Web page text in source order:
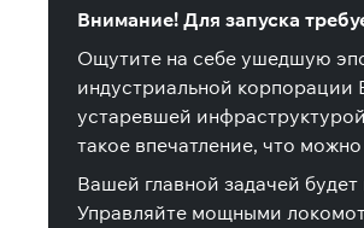
Внимание! Для запуска
Ощутите на себе ушедшую
индустриальной корпорации
устаревшей
такое впечатление, что
Вашей главной задачей
Управляйте мощными